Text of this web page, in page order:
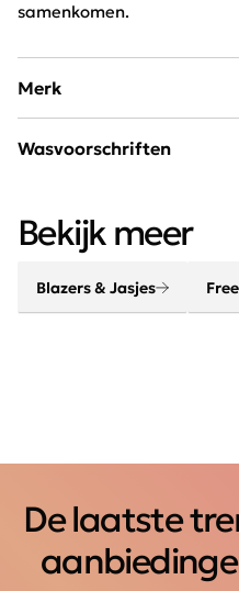
samenkomen.
Merk
Mode, passie en
chique, elegant, stoer en
Wasvoorschriften
niet bleken
Bekijk meer
Blazers & Jasjes
De laatste